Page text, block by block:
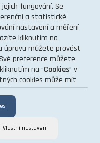
fungování. Se
a statistické
nastavení a měření
kliknutím na
úpravu můžete provést
preference můžete
na “Cookies” v
cookies může mít
Vlastní nastavení